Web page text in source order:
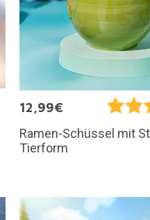
12,99€
Ramen-Schüssel mit
Tierform